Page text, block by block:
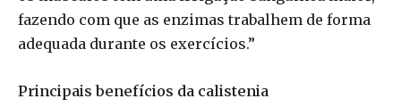
fazendo com que as enzimas trabalhem de forma
adequada durante os exercícios.”
Principais benefícios da calistenia